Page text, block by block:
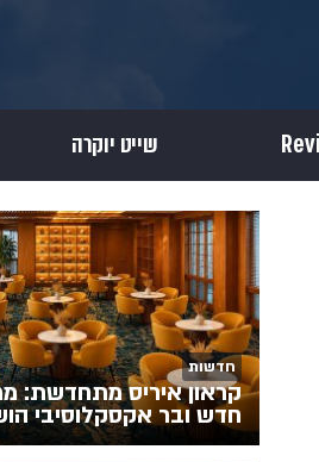
שייט יוקרה
חדשות
קראון איריס מתחדשת:
חדש ובר אקסקלוסיבי